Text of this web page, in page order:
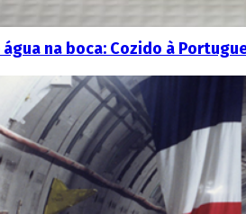
água na boca: Cozido à